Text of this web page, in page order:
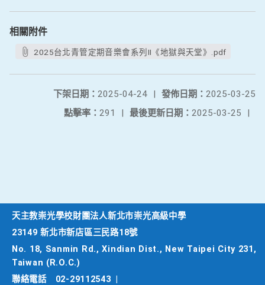
相關附件
2025台北青管定期音樂會系列II《地獄與天堂》.pdf
發佈日期： 2025-03-25
下架日期： 2025-04-24
|
最後更新日期： 2025-03-25 |
點擊率： 291 |
天主教崇光學校財團法人新北市崇光高級中學
23149 新北市新店區三民路18號
No. 18, Sanmin Rd., Xindian Dist., New Taipei City 231,
Taiwan (R.O.C.)
聯絡電話
02-29112543